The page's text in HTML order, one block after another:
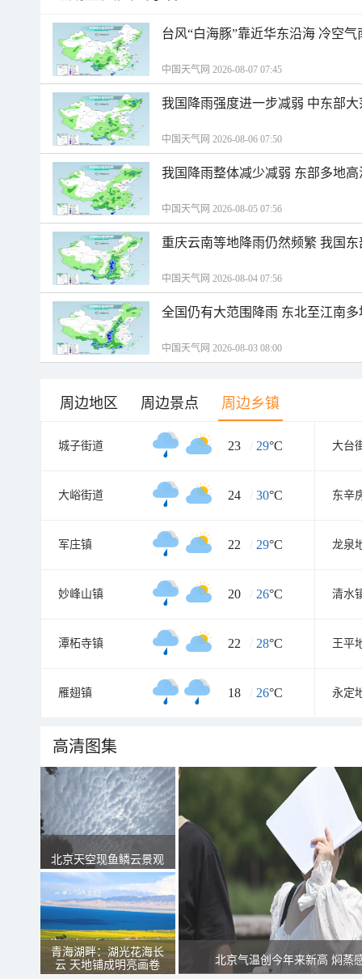
台风“白海豚”靠近华东沿海 冷空
中国天气网 2026-08-07 07:45
我国降雨强度进一步减弱 中东部
中国天气网 2026-08-06 07:50
我国降雨整体减少减弱 东部多地
中国天气网 2026-08-05 07:56
重庆云南等地降雨仍然频繁 我国
中国天气网 2026-08-04 07:56
全国仍有大范围降雨 东北至江南
中国天气网 2026-08-03 08:00
周边地区 周边景点 周边乡镇
城子街道 23 / 29°C 大台
大峪街道 24 / 30°C 东辛
军庄镇 22 / 29°C 龙泉
妙峰山镇 20 / 26°C 清水
潭柘寺镇 22 / 28°C 王平
雁翅镇 18 / 26°C 永定
高清图集
北京天空现鱼鳞云景观
青海湖畔：湖光花海长
云 天地铺成明亮画卷
北京气温创今年来新高 焖蒸